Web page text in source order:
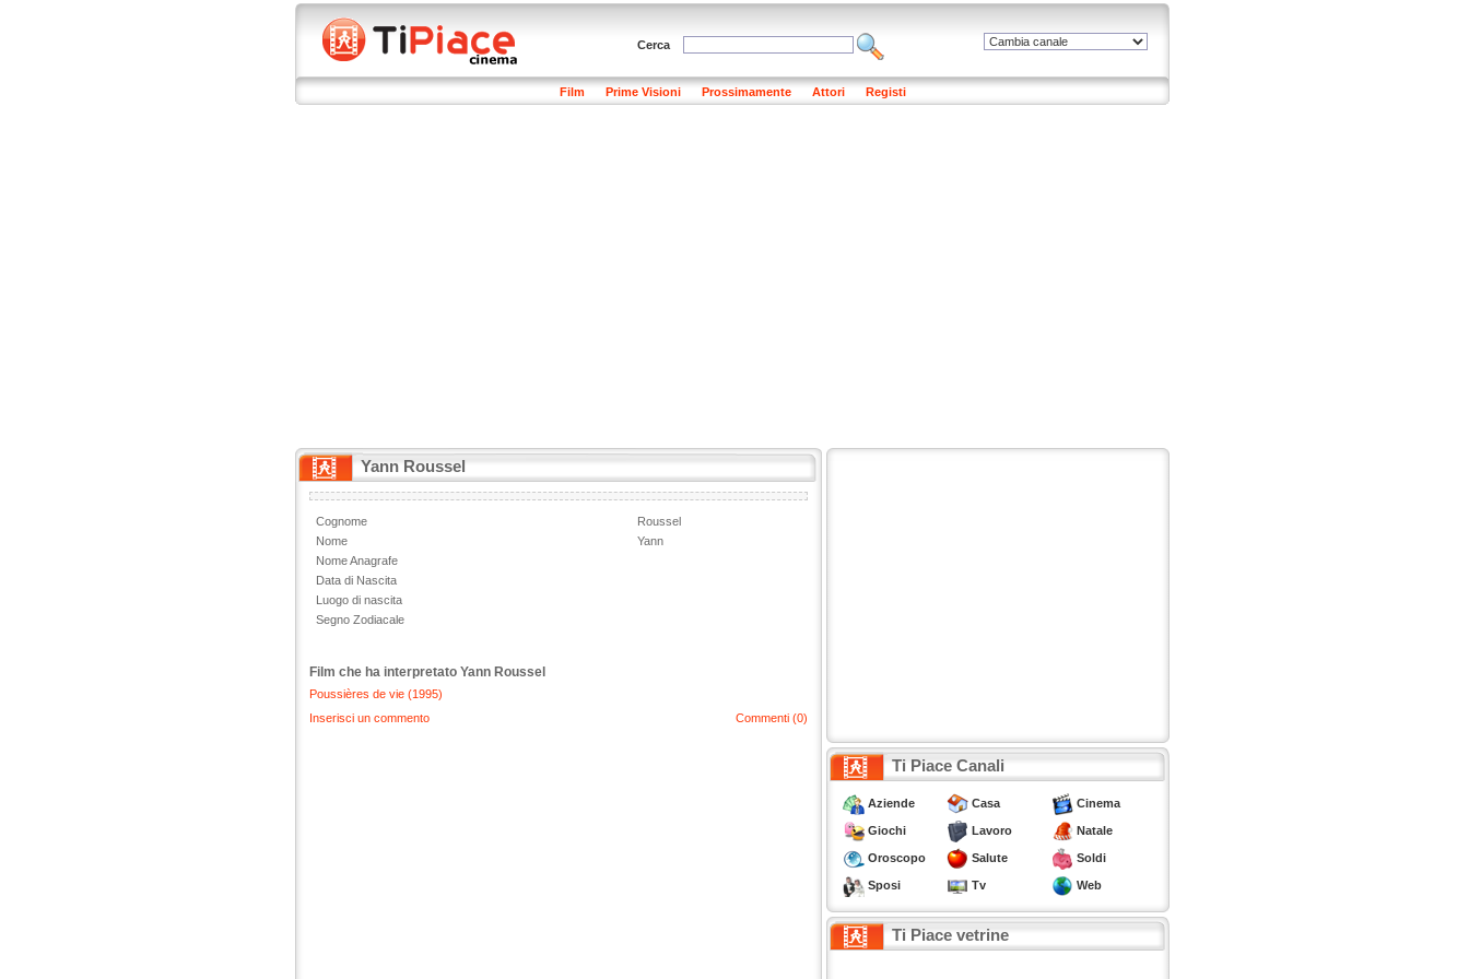
Cerca
Film Prime Visioni Prossimamente Attori Registi
Yann Roussel
Cognome
Roussel
Nome
Yann
Nome Anagrafe
Data di Nascita
Luogo di nascita
Segno Zodiacale
Film che ha interpretato Yann Roussel
Poussières de vie (1995)
Commenti (0)
Inserisci un commento
Ti Piace Canali
Aziende Casa Cinema
Giochi Lavoro Natale
Oroscopo Salute Soldi
Sposi Tv Web
Ti Piace vetrine